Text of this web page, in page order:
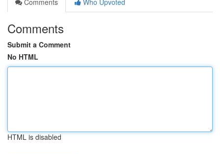
Comments
Who Upvoted
Comments
Submit a Comment
No HTML
HTML is disabled